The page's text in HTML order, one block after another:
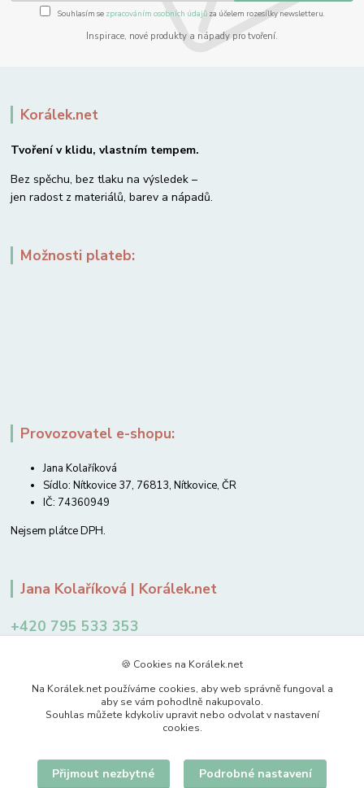
Souhlasím se zpracováním osobních údajůza účelem rozesílky newsletteru.
Inspirace, nové produkty a nápady pro tvoření.
Korálek.net
Tvoření v klidu, vlastním tempem.
Bez spěchu, bez tlaku na výsledek –
jen radost z materiálů, barev a nápadů.
Možnosti plateb:
Provozovatel e-shopu:
Jana Kolaříková
Sídlo: Nítkovice 37, 76813, Nítkovice, ČR
IČ: 74360949
Nejsem plátce DPH.
Jana Kolaříková | Korálek.net
+420 795 533 353
🍪 Cookies na Korálek.net
Na Korálek.net používáme cookies, aby web správně fungoval a
aby se vám pohodlně nakupovalo.
Souhlas můžete kdykoliv upravit nebo odvolat v nastavení
cookies.
Přijmout nezbytné Podrobné nastavení